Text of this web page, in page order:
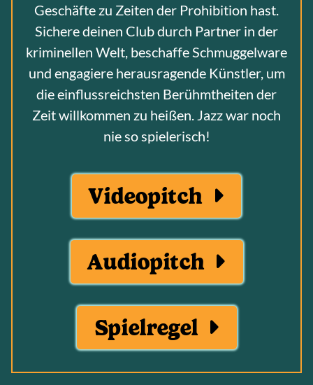
Geschäfte zu Zeiten der Prohibition hast.
Sichere deinen Club durch Partner in der
kriminellen Welt, beschaffe Schmuggelware
und engagiere herausragende Künstler, um
die einflussreichsten Berühmtheiten der
Zeit willkommen zu heißen. Jazz war noch
nie so spielerisch!
Videopitch
Audiopitch
Spielregel